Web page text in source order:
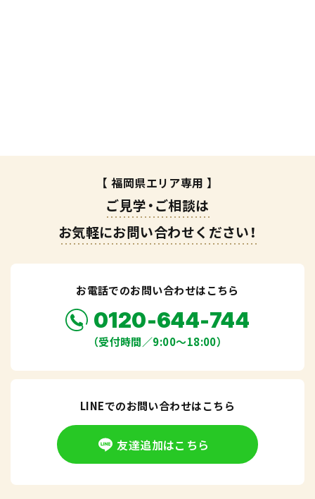
【 福岡県エリア専用 】
ご見学・ご相談は
お気軽にお問い合わせください！
お電話でのお問い合わせはこちら
0120-644-744
（受付時間／9:00〜18:00）
LINEでのお問い合わせはこちら
友達追加はこちら